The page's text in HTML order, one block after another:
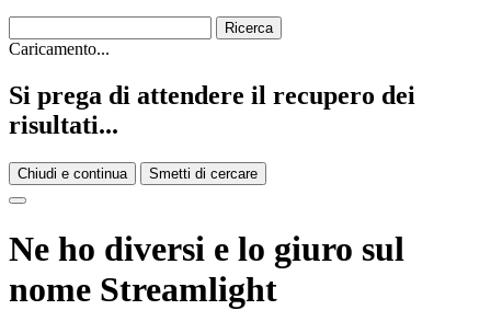
Caricamento...
Si prega di attendere il recupero dei
risultati...
Chiudi e continua Smetti di cercare
Ne ho diversi e lo giuro sul
nome Streamlight